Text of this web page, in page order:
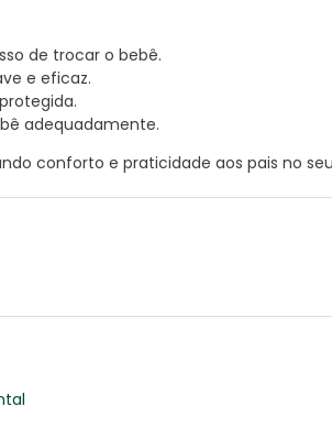
de trocar o bebê.
e eficaz.
adequadamente.
conforto e praticidade aos pais no